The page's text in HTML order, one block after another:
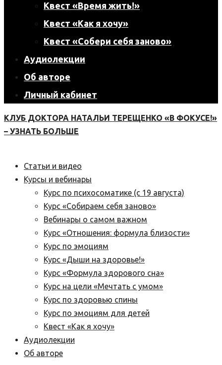
Квест «Время жить!»
Квест «Как я хочу»
Квест «Собери себя заново»
Аудиолекции
Об авторе
Личный кабинет
КЛУБ ДОКТОРА НАТАЛЬИ ТЕРЕЩЕНКО «В ФОКУСЕ!»
– УЗНАТЬ БОЛЬШЕ
Статьи и видео
Курсы и вебинары
Курс по психосоматике (с 19 августа)
Курс «Собираем себя заново»
Вебинары о самом важном
Курс «Отношения: формула близости»
Курс по эмоциям
Курс «Дыши на здоровье!»
Курс «Формула здорового сна»
Курс на цели «Мечтать с умом»
Курс по здоровью спины
Курс по эмоциям для детей
Квест «Как я хочу»
Аудиолекции
Об авторе